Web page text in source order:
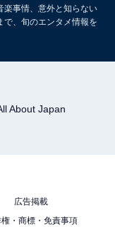
楽事情、意外と知らない
で、旬のエンタメ情報を
About Japan
広告掲載
・商標・免責事項